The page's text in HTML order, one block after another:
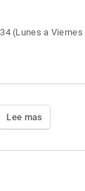
(Lunes a
Lee mas